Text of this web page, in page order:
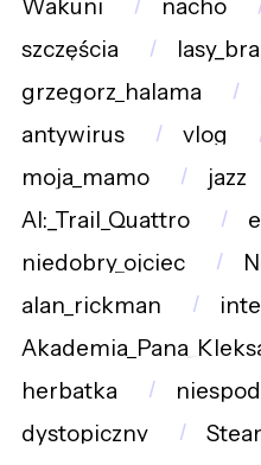
Wakuni
nacho
szczęścia
grzegorz_halama
antywirus
vlog
moja_mamo
jazz
AI:_Trail_Quattro
niedobry_ojciec
alan_rickman
herbatka
dystopiczny